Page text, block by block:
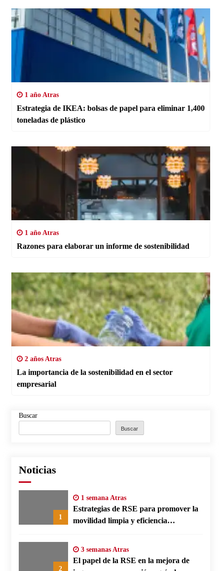
1 año Atras
Estrategia de IKEA: bolsas de papel para eliminar 1,400
toneladas de plástico
1 año Atras
Razones para elaborar un informe de sostenibilidad
2 años Atras
La importancia de la sostenibilidad en el sector
empresarial
Buscar
Buscar
Noticias
1
1 semana Atras
Estrategias de RSE para promover la
movilidad limpia y eficiencia
2
3 semanas Atras
El papel de la RSE en la mejora de